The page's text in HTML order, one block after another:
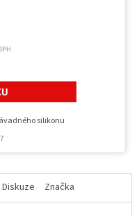
silikonu
Diskuze Značka